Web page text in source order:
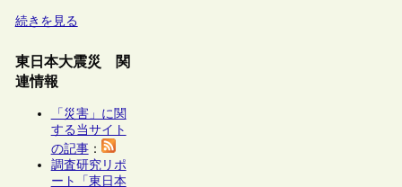
続きを見る
東日本大震災 関
連情報
「災害」に関
する当サイト
の記事：
調査研究リポ
ート「東日本